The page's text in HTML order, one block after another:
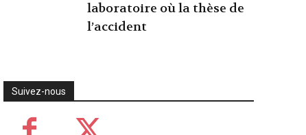
laboratoire où la thèse de
l’accident
Suivez-nous